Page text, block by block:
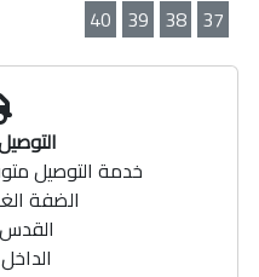
37
38
39
40
خدمة التوصيل
الضفة الغربية
القدس 30 شيكل
الداخل 70 شيكل